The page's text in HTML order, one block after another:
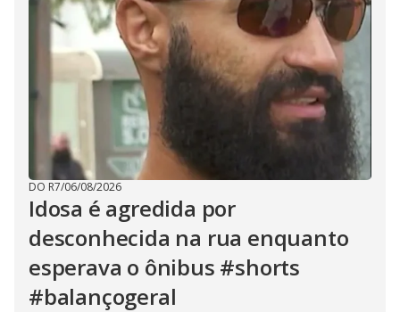
DO R7/06/08/2026
Idosa é agredida por
desconhecida na rua enquanto
esperava o ônibus #shorts
#balançogeral